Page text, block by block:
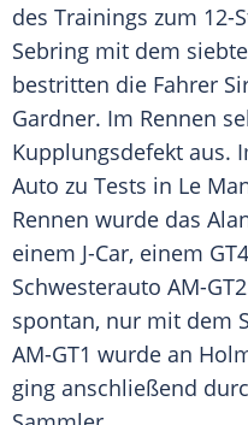
des Trainings zum 12-
Sebring mit dem
bestritten die Fahrer
Gardner. Im Rennen
Kupplungsdefekt aus.
Auto zu Tests in Le
Rennen wurde das
einem J-Car, einem
Schwesterauto AM-
spontan, nur mit dem
AM-GT1 wurde an
ging anschließend